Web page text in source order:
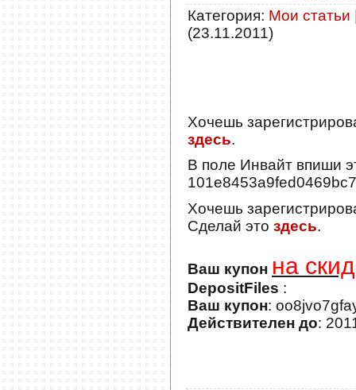
Категория: Мои статьи
(23.11.2011)
Хочешь
здесь.
В поле Инвайт впиши
Хочешь
Сделай это здесь.
Ваш купон на
DepositFiles :
Ваш купон:
Действителен до: